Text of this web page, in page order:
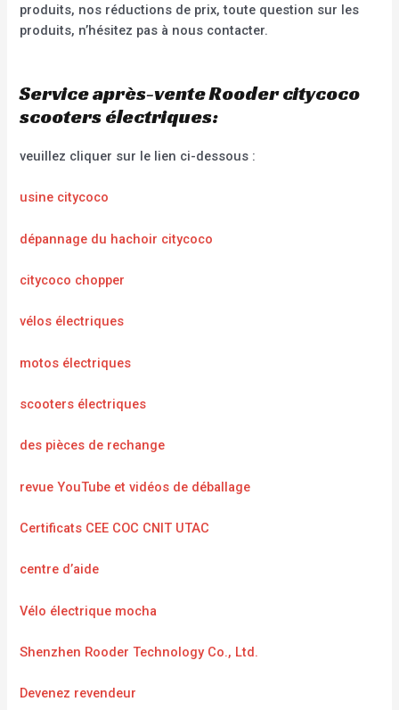
produits, nos réductions de prix, toute question sur les
produits, n’hésitez pas à nous contacter.
Service après-vente Rooder citycoco
scooters électriques:
veuillez cliquer sur le lien ci-dessous :
usine citycoco
dépannage du hachoir citycoco
citycoco chopper
vélos électriques
motos électriques
scooters électriques
des pièces de rechange
revue YouTube et vidéos de déballage
Certificats CEE COC CNIT UTAC
centre d’aide
Vélo électrique mocha
Shenzhen Rooder Technology Co., Ltd.
Devenez revendeur